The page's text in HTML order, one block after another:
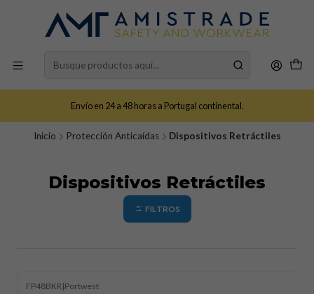
Envío en 24 a 48 horas a Portugal continental.
Inicio Protección Anticaídas Dispositivos Retráctiles
Dispositivos Retráctiles
FILTROS
FP48BKR |Portwest